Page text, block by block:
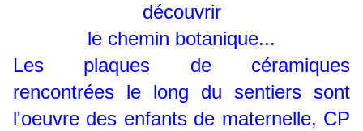
découvrir
le chemin botanique...
Les plaques de céramiques
rencontrées le long du sentiers sont
l'oeuvre des enfants de maternelle, CP